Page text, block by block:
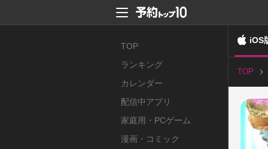
TOP
ランキング
カレンダー
配信中アプリ
家庭用・PCゲーム
漫画・コミック
iOS
TOP